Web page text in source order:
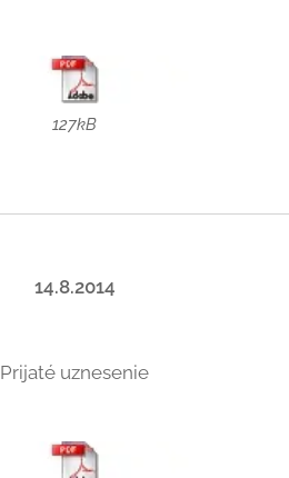
127kB
14.8.2014
Prijaté uznesenie